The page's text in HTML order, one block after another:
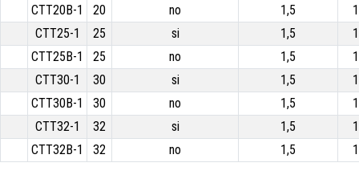
CTT20B-1
20 no 1,5
1
CTT25-1
25 si 1,5
1
CTT25B-1
25 no 1,5
1
CTT30-1
30 si 1,5
1
CTT30B-1
30 no 1,5
1
CTT32-1
32 si 1,5
1
CTT32B-1
32 no 1,5 1